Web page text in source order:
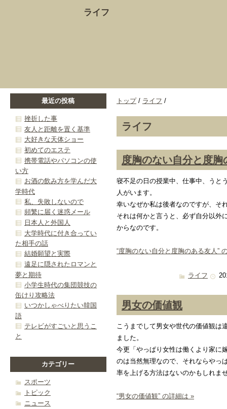
ライフ
トップ/ ライフ /
ライフ
度胸のない自分と度胸
寝不足の日の授業中、仕事中、うと
人がいます。
幸いなぜか私は後者なのですが、そ
それは何かと言うと、必ず自分以外
からなのです。
“度胸のない自分と度胸のある友人”
ライフ
男女の価値観
こうまでして男女や世代の価値観は
ました。
今更「やっぱり女性は働くより家に
のは当然無理なので、それならやっ
率を上げる方法はないのかもしれま
“男女の価値観” の詳細は »
最近の投稿
挫折した事
友人と距離を置く基準
大好きな天体ショー
初めてのエステ
携帯電話やパソコンの使
い方
お酒の飲み方を学んだ大
学時代
私、失敗しないので
頻繁に届く迷惑メール
日本人と外国人
大学時代に付き合ってい
た相手の話
結婚願望と実際
遠足に隠されたロマンと
夢と期待
小学生時代の集団競技の
缶けり攻略法
いつかしゃべりたい韓国
語
テレビがすごいと思うこ
と
カテゴリー
スポーツ
トピック
ニュース